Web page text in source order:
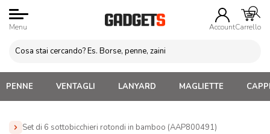
Menu AccountCarrello
PENNE VENTAGLI LANYARD MAGLIETTE
Set di 6 sottobicchieri rotondi in bamboo (AAP800491)